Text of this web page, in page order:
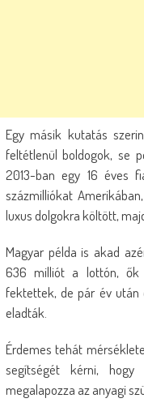
Egy másik kutatás
feltétlenül boldogok, se
2013-ban egy 16 éves
százmilliókat
luxus dolgokra költött,
Magyar példa is akad
636 milliót a lottón, ők
fektettek, de pár év után
eladták.
Érdemes tehát
segítségét kérni, hogy
megalapozza az anyagi